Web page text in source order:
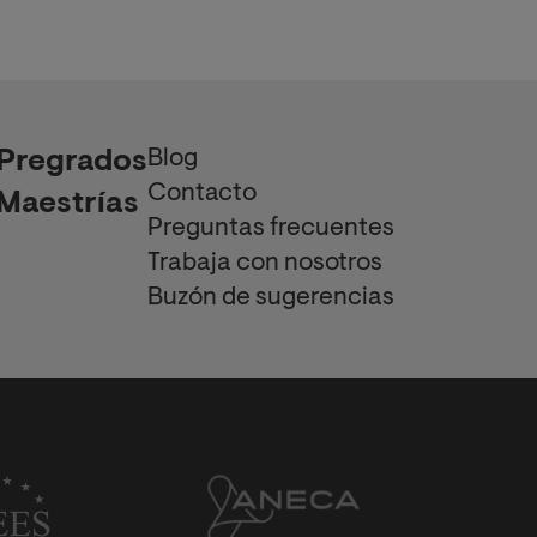
Blog
Contacto
Preguntas frecuentes
Trabaja con nosotros
Buzón de sugerencias